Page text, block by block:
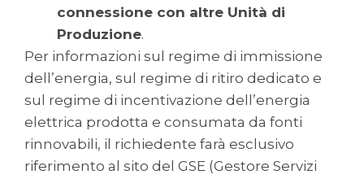
connessione con altre Unità di
Produzione.
Per informazioni sul regime di immissione
dell’energia, sul regime di ritiro dedicato e
sul regime di incentivazione dell’energia
elettrica prodotta e consumata da fonti
rinnovabili, il richiedente farà esclusivo
riferimento al sito del GSE (Gestore Servizi